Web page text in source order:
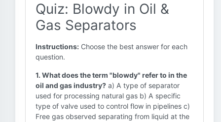
Quiz: Blowdy in Oil &
Gas Separators
Instructions: Choose the best answer for each
question.
1. What does the term "blowdy" refer to in the
oil and gas industry? a) A type of separator
used for processing natural gas b) A specific
type of valve used to control flow in pipelines c)
Free gas observed separating from liquid at the